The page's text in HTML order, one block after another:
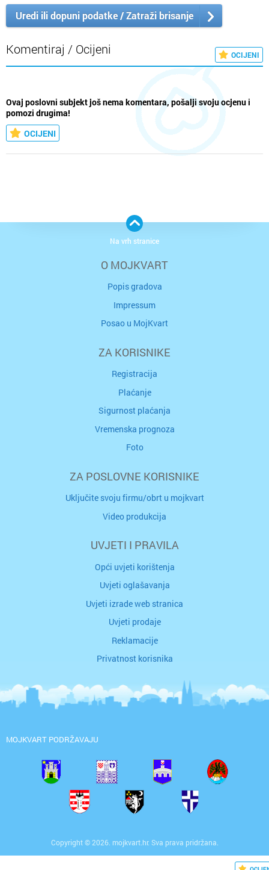
Uredi ili dopuni podatke / Zatraži brisanje
Komentiraj / Ocijeni OCIJENI
Ovaj poslovni subjekt još nema komentara, pošalji svoju ocjenu i
pomozi drugima!
OCIJENI
O MOJKVART
Popis gradova
Impressum
Posao u MojKvart
ZA KORISNIKE
Registracija
Plaćanje
Sigurnost plaćanja
Vremenska prognoza
Foto
ZA POSLOVNE KORISNIKE
Uključite svoju firmu/obrt u mojkvart
Video produkcija
UVJETI I PRAVILA
Opći uvjeti korištenja
Uvjeti oglašavanja
Uvjeti izrade web stranica
Uvjeti prodaje
Reklamacije
Privatnost korisnika
MOJKVART PODRŽAVAJU
Copyright © 2026. mojkvart.hr. Sva prava pridržana.
Na vrh stranice